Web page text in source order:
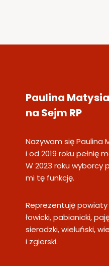
Paulina
na Sejm RP
Nazywam się Paulina
i od 2019 roku pełnię
W 2023 roku wyborcy
mi tę funkcję.
Reprezentuję powiaty
łowicki, pabianicki,
sieradzki, wieluński,
i zgierski.